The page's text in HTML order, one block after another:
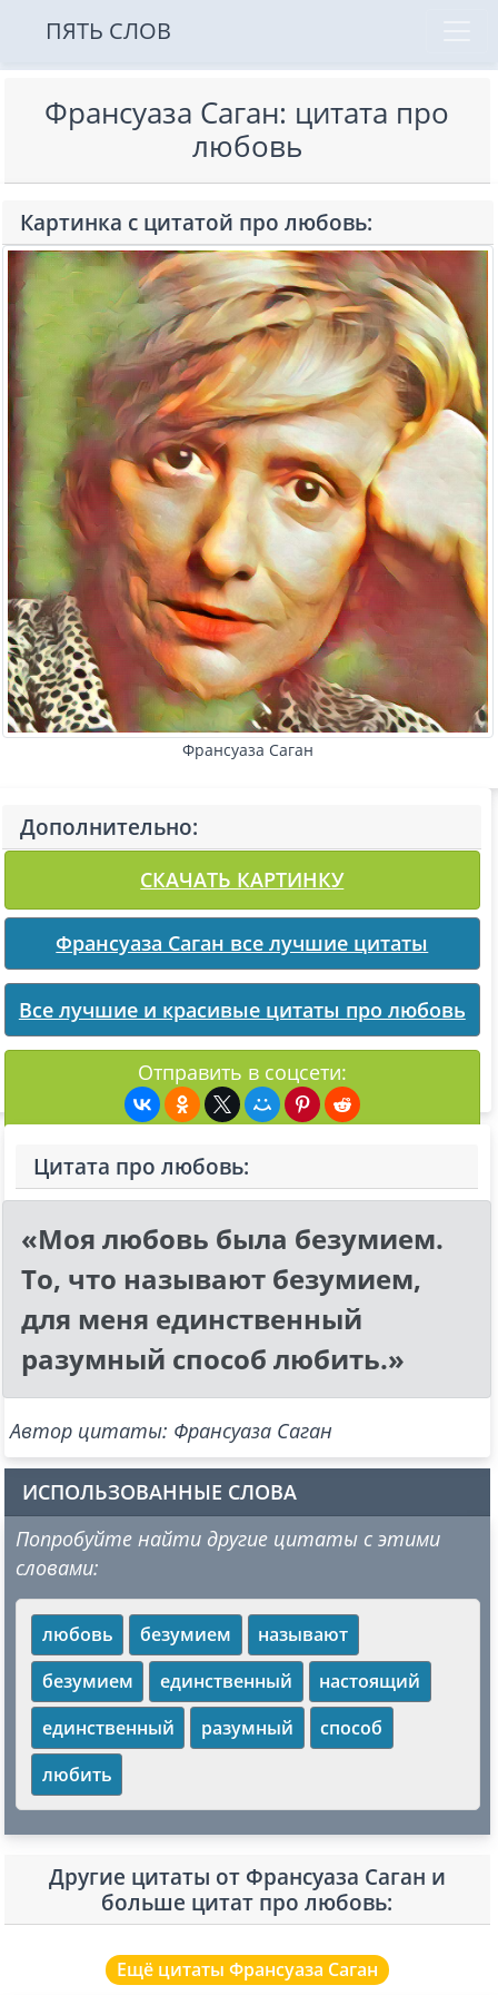
ПЯТЬ СЛОВ
Франсуаза Саган: цитата про
любовь
Картинка с цитатой про любовь:
Франсуаза Саган
Дополнительно:
СКАЧАТЬ КАРТИНКУ
Франсуаза Саган все лучшие цитаты
Все лучшие и красивые цитаты про любовь
Отправить в соцсети:
Цитата про любовь:
«Моя любовь была безумием.
То, что называют безумием,
для меня единственный
разумный способ любить.»
Автор цитаты: Франсуаза Саган
ИСПОЛЬЗОВАННЫЕ СЛОВА
Попробуйте найти другие цитаты с этими
словами:
любовь безумием
называют
безумием
единственный
настоящий
единственный
разумный
способ
любить
Другие цитаты от Франсуаза Саган и
больше цитат про любовь:
Ещё цитаты Франсуаза Саган